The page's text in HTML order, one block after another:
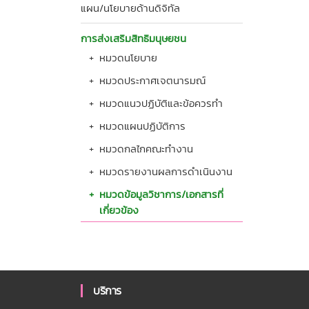
แผน/นโยบายด้านดิจิทัล
การส่งเสริมสิทธิมนุษยชน
+ หมวดนโยบาย
+ หมวดประกาศเจตนารมณ์
+ หมวดแนวปฏิบัติและข้อควรทำ
+ หมวดแผนปฏิบัติการ
+ หมวดกลไกคณะทำงาน
+ หมวดรายงานผลการดำเนินงาน
+ หมวดข้อมูลวิชาการ/เอกสารที่
เกี่ยวข้อง
บริการ